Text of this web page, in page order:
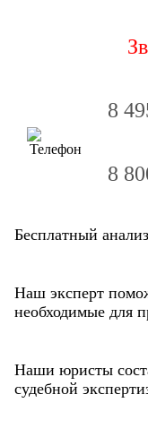
8
8
Бесплатный
Наш эксперт
необходимые для
Наши юристы
судебной